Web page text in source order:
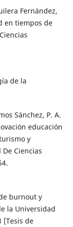
Fernández,
en tiempos de
de la
Sánchez, P. A.
educación
y
De Ciencias
burnout y
la Universidad
[Tesis de